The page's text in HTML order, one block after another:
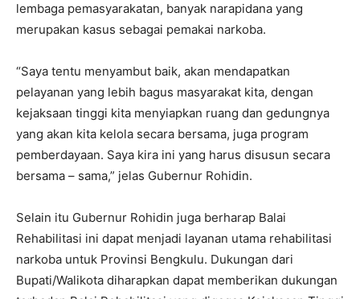
lembaga pemasyarakatan, banyak narapidana yang
merupakan kasus sebagai pemakai narkoba.
“Saya tentu menyambut baik, akan mendapatkan
pelayanan yang lebih bagus masyarakat kita, dengan
kejaksaan tinggi kita menyiapkan ruang dan gedungnya
yang akan kita kelola secara bersama, juga program
pemberdayaan. Saya kira ini yang harus disusun secara
bersama – sama,” jelas Gubernur Rohidin.
Selain itu Gubernur Rohidin juga berharap Balai
Rehabilitasi ini dapat menjadi layanan utama rehabilitasi
narkoba untuk Provinsi Bengkulu. Dukungan dari
Bupati/Walikota diharapkan dapat memberikan dukungan